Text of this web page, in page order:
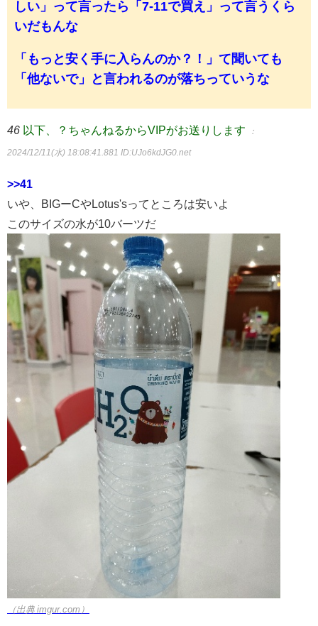
しい」って言ったら「7-11で買え」って言うくら
いだもんな
「もっと安く手に入らんのか？！」て聞いても
「他ないで」と言われるのが落ちっていうな
46 以下、？ちゃんねるからVIPがお送りします ：
2024/12/11(水) 18:08:41.881 ID:UJo6kdJG0.net
>>41
いや、BIGーCやLotus'sってところは安いよ
このサイズの水が10バーツだ
（出典 imgur.com）